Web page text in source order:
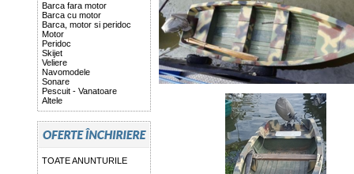
Barca fara motor
Barca cu motor
Barca, motor si peridoc
Motor
Peridoc
Skijet
Veliere
Navomodele
Sonare
Pescuit - Vanatoare
Altele
TOATE ANUNTURILE